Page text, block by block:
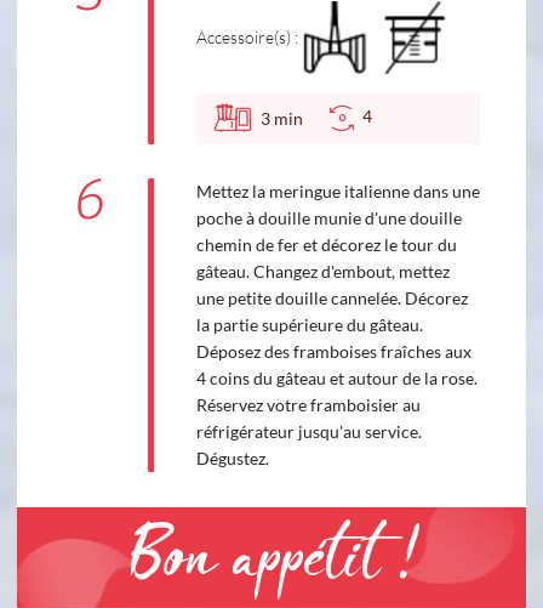
Accessoire(s) :
3 min 4
6
Mettez la meringue italienne dans une
poche à douille munie d'une douille
chemin de fer et décorez le tour du
gâteau. Changez d'embout, mettez
une petite douille cannelée. Décorez
la partie supérieure du gâteau.
Déposez des framboises fraîches aux
4 coins du gâteau et autour de la rose.
Réservez votre framboisier au
réfrigérateur jusqu'au service.
Dégustez.
Bon appétit !